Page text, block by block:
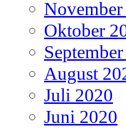
Oktober
August
Juli 2020
Juni 2020